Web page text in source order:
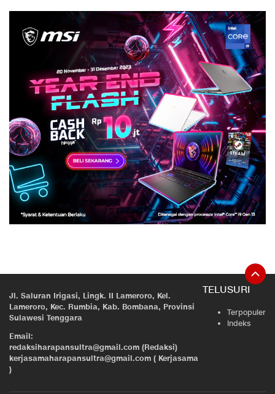
Jl. Saluran Irigasi, Lingk. II Lameroro, Kel.
Lameroro, Kec. Rumbia, Kab. Bombana, Provinsi
Sulawesi Tenggara
Email:
redaksiharapansultra@gmail.com (Redaksi)
kerjasamaharapansultra@gmail.com ( Kerjasama
)
TELUSURI
Terpopuler
Indeks